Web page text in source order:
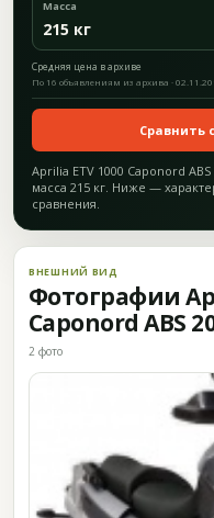
Масса
215 кг
Средняя цена в архиве
По 16 объявлениям из архива ·
Сравнить
Aprilia ETV 1000 Caponord
масса 215 кг. Ниже —
сравнения.
ВНЕШНИЙ ВИД
Фотографии
Caponord ABS
2 фото